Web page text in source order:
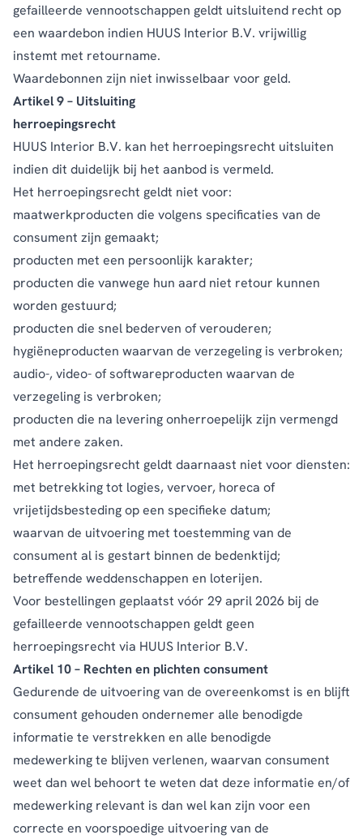
gefailleerde vennootschappen geldt uitsluitend recht op
een waardebon indien HUUS Interior B.V. vrijwillig
instemt met retourname.
Waardebonnen zijn niet inwisselbaar voor geld.
Artikel 9 – Uitsluiting
herroepingsrecht
HUUS Interior B.V. kan het herroepingsrecht uitsluiten
indien dit duidelijk bij het aanbod is vermeld.
Het herroepingsrecht geldt niet voor:
maatwerkproducten die volgens specificaties van de
consument zijn gemaakt;
producten met een persoonlijk karakter;
producten die vanwege hun aard niet retour kunnen
worden gestuurd;
producten die snel bederven of verouderen;
hygiëneproducten waarvan de verzegeling is verbroken;
audio-, video- of softwareproducten waarvan de
verzegeling is verbroken;
producten die na levering onherroepelijk zijn vermengd
met andere zaken.
Het herroepingsrecht geldt daarnaast niet voor diensten:
met betrekking tot logies, vervoer, horeca of
vrijetijdsbesteding op een specifieke datum;
waarvan de uitvoering met toestemming van de
consument al is gestart binnen de bedenktijd;
betreffende weddenschappen en loterijen.
Voor bestellingen geplaatst vóór 29 april 2026 bij de
gefailleerde vennootschappen geldt geen
herroepingsrecht via HUUS Interior B.V.
Artikel 10 – Rechten en plichten consument
Gedurende de uitvoering van de overeenkomst is en blijft
consument gehouden ondernemer alle benodigde
informatie te verstrekken en alle benodigde
medewerking te blijven verlenen, waarvan consument
weet dan wel behoort te weten dat deze informatie en/of
medewerking relevant is dan wel kan zijn voor een
correcte en voorspoedige uitvoering van de